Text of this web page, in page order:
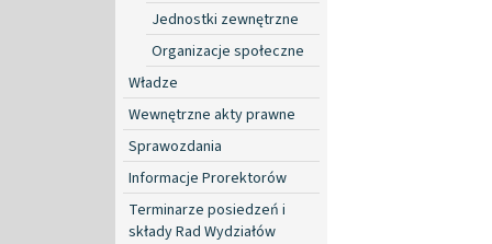
Jednostki zewnętrzne
Organizacje społeczne
Władze
Wewnętrzne akty prawne
Sprawozdania
Informacje Prorektorów
Terminarze posiedzeń i
składy Rad Wydziałów